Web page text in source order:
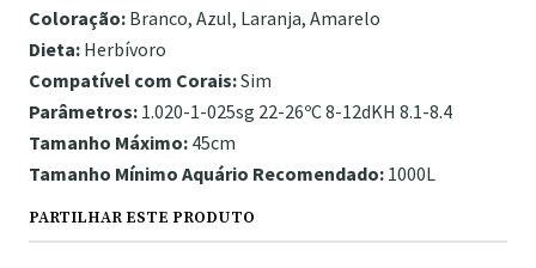
Coloração: Branco, Azul, Laranja, Amarelo
Dieta: Herbívoro
Compatível com Corais:Sim
Parâmetros: 1.020-1-025sg 22-26ºC 8-12dKH 8.1-8.4
Tamanho Máximo: 45cm
Tamanho Mínimo Aquário Recomendado: 1000L
PARTILHAR ESTE PRODUTO